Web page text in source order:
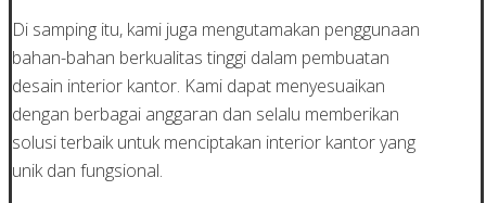
Di samping itu, kami juga mengutamakan penggunaan
bahan-bahan berkualitas tinggi dalam pembuatan
desain interior kantor. Kami dapat menyesuaikan
dengan berbagai anggaran dan selalu memberikan
solusi terbaik untuk menciptakan interior kantor yang
unik dan fungsional.